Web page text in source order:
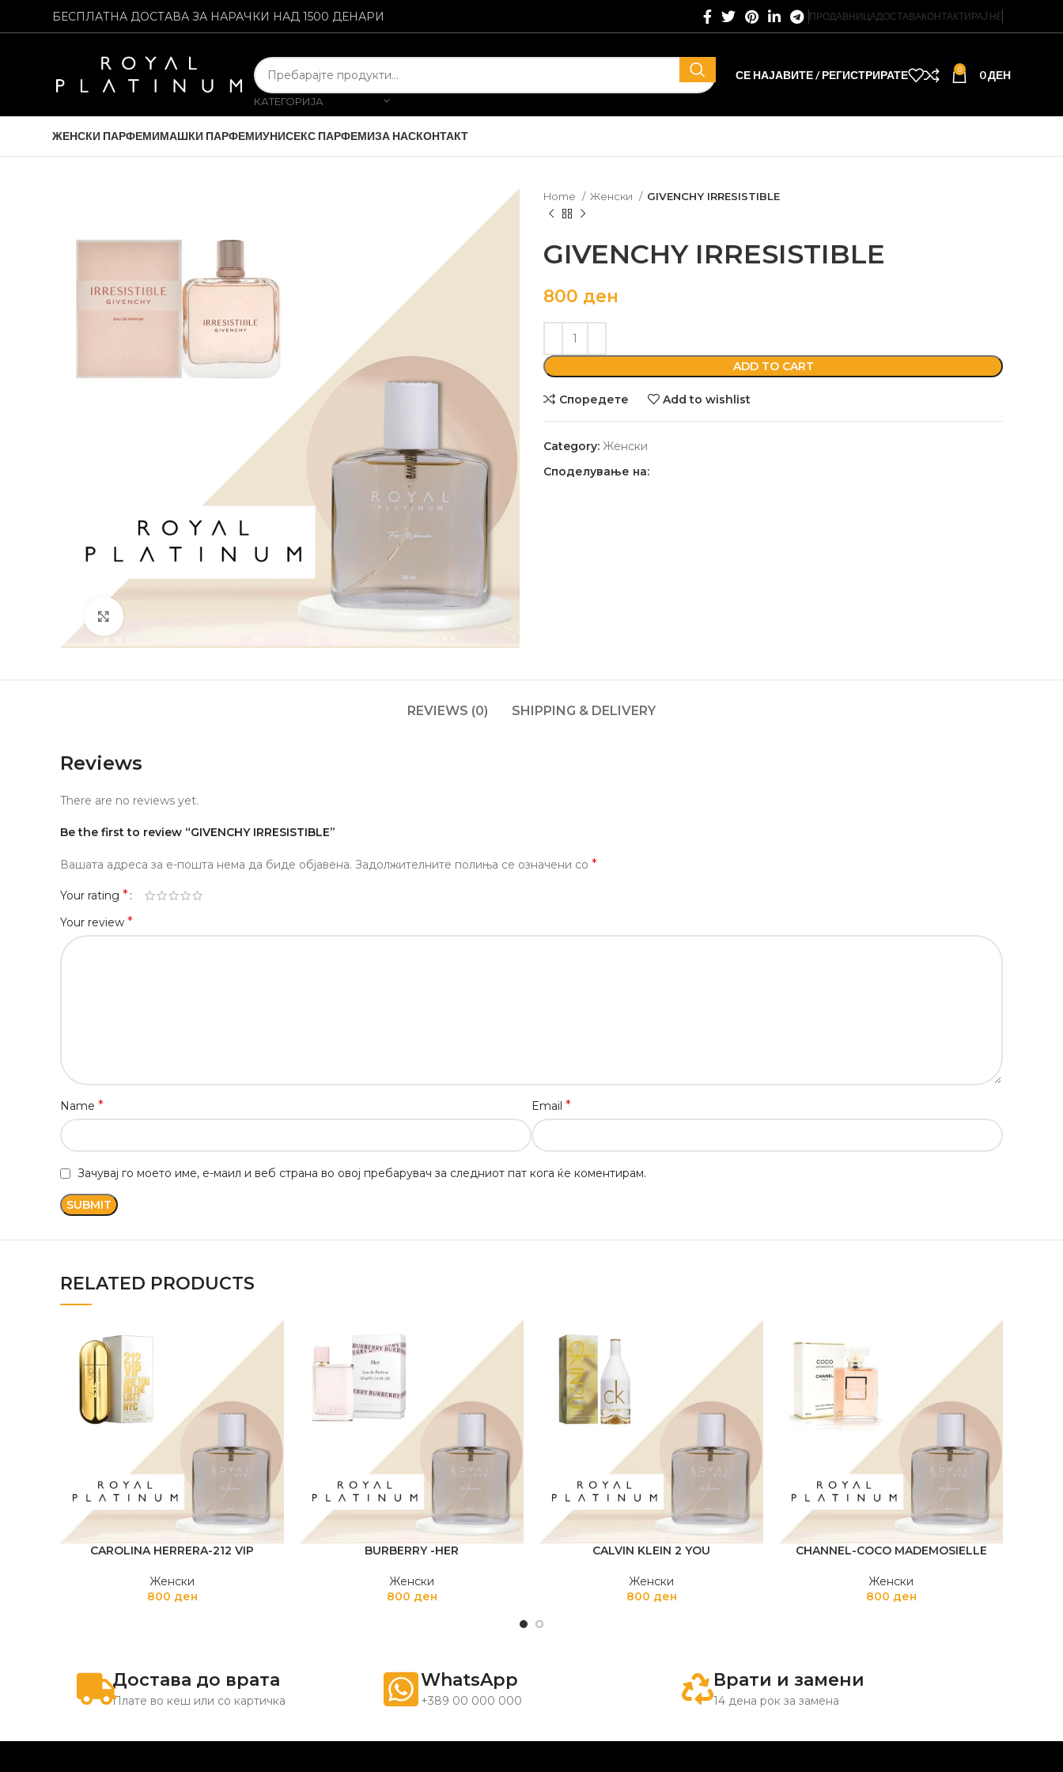
БЕСПЛАТНА ДОСТАВА ЗА НАРАЧКИ НАД 1500 ДЕНАРИ ПРОДАВНИЦАДОСТАВАКОНТАКТИРАЈ НÈ
КАТЕГОРИЈА
СЕ НАЈАВИТЕ / РЕГИСТРИРАТЕ 0 0ДЕН
ЖЕНСКИ ПАРФЕМИМАШКИ ПАРФЕМИУНИСЕКС ПАРФЕМИЗА НАСКОНТАКТ
Home Женски GIVENCHY IRRESISTIBLE
GIVENCHY IRRESISTIBLE
800 ден
ADD TO CART
Споредете Add to wishlist
Category: Женски
Споделување на:
REVIEWS (0) SHIPPING & DELIVERY
Reviews
There are no reviews yet.
Be the first to review “GIVENCHY IRRESISTIBLE”
Вашата адреса за е-пошта нема да биде објавена. Задолжителните полиња се означени со *
Your rating *
Your review *
Name * Email *
Зачувај го моето име, е-маил и веб страна во овој пребарувач за следниот пат кога ќе коментирам.
RELATED PRODUCTS
CAROLINA HERRERA-212 VIP
Женски
800 ден
BURBERRY -HER
Женски
800 ден
CALVIN KLEIN 2 YOU
Женски
800 ден
CHANNEL-COCO MADEMOSIELLE
Женски
800 ден
Достава до врата
Плате во кеш или со картичка
WhatsApp
+389 00 000 000
Врати и замени
14 дена рок за замена